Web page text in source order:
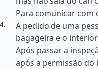
Para comunicar com
A pedido de uma
bagageira e o
Após passar a
após a permissão do